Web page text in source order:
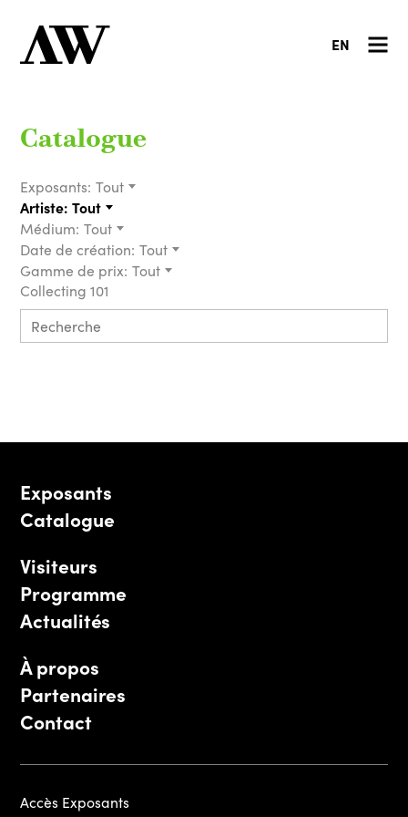
EN
Catalogue
Exposants: Tout
Artiste: Tout
Médium: Tout
Date de création: Tout
Gamme de prix: Tout
Collecting 101
Exposants
Catalogue
Visiteurs
Programme
Actualités
À propos
Partenaires
Contact
Accès Exposants